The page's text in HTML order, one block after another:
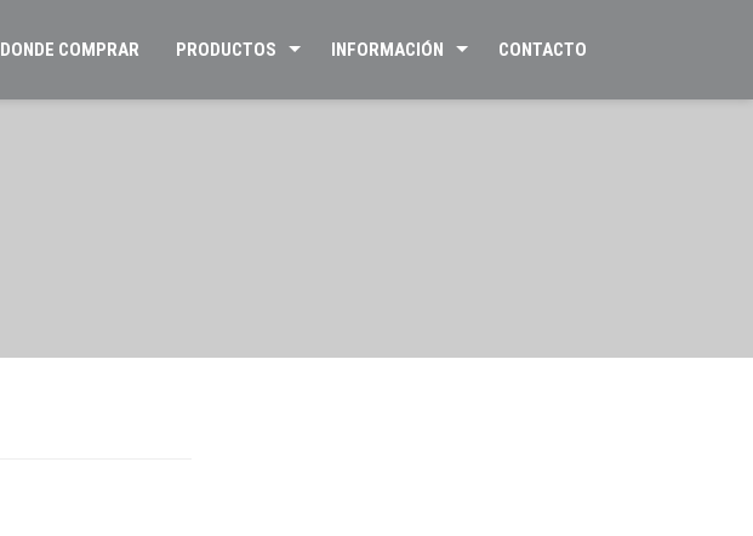
DONDE COMPRAR PRODUCTOS INFORMACIÓN CONTACTO